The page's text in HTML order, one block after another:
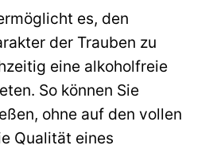
es, den
der Trauben zu
eine alkoholfreie
So können Sie
ohne auf den vollen
Qualität eines